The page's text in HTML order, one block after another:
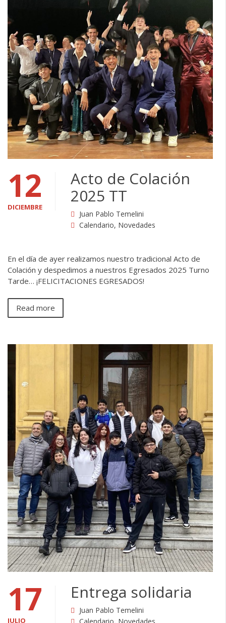
12
DICIEMBRE
Acto de Colación
2025 TT
Juan Pablo Temelini
Calendario, Novedades
En el día de ayer realizamos nuestro tradicional Acto de
Colación y despedimos a nuestros Egresados 2025 Turno
Tarde… ¡FELICITACIONES EGRESADOS!
Read more
17
JULIO
Entrega solidaria
Juan Pablo Temelini
Calendario, Novedades